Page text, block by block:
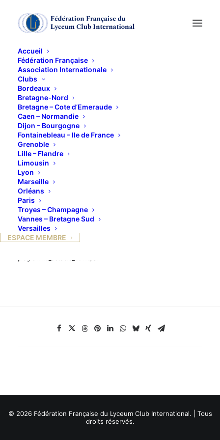
Accueil
Fédération Française
Association Internationale
Clubs
Bordeaux
Bretagne-Nord
Bretagne – Cote d’Emeraude
Caen – Normandie
Dijon – Bourgogne
Fontainebleau – Ile de France
Grenoble
Lille – Flandre
Limousin
Lyon
Marseille
Orléans
Paris
Troyes – Champagne
Vannes – Bretagne Sud
Versailles
ESPACE MEMBRE
Programme de
septembre et octobre
programme_sept._2017.pdf
Documents joints
programme_sept._2017.pdf
programme_octobre_2017.pdf
© 2026 Fédération Française du Lyceum Club International. | Tous
droits réservés.